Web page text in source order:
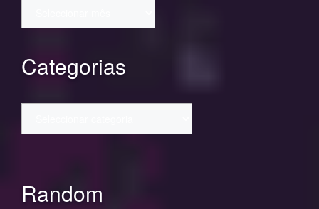
Categorias
Random